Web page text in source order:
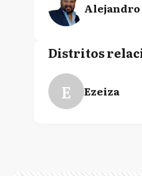
Alejandro
Distritos
E Ezeiza